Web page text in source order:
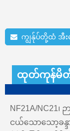
ကျွန်ုပ်တို့ထံ အီးမ
ထုတ်ကုန်မိ
NF21A/NC21၊
ငယ်သောသော့ခ